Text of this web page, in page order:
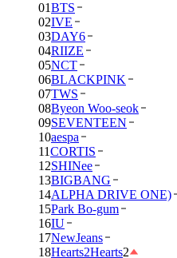
01BTS
02IVE
03DAY6
04RIIZE
05NCT
06BLACKPINK
07TWS
08Byeon Woo-seok
09SEVENTEEN
10aespa
11CORTIS
12SHINee
13BIGBANG
14ALPHA DRIVE ONE)
15Park Bo-gum
16IU
17NewJeans
18Hearts2Hearts2